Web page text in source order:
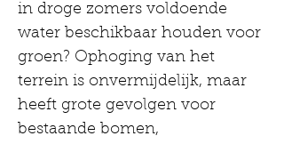
in droge zomers voldoende
water beschikbaar houden voor
groen? Ophoging van het
terrein is onvermijdelijk, maar
heeft grote gevolgen voor
bestaande bomen,